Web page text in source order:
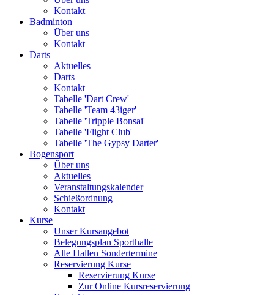
Kontakt
Badminton
Über uns
Kontakt
Darts
Aktuelles
Darts
Kontakt
Tabelle 'Dart Crew'
Tabelle 'Team 43iger'
Tabelle 'Tripple Bonsai'
Tabelle 'Flight Club'
Tabelle 'The Gypsy Darter'
Bogensport
Über uns
Aktuelles
Veranstaltungskalender
Schießordnung
Kontakt
Kurse
Unser Kursangebot
Belegungsplan Sporthalle
Alle Hallen Sondertermine
Reservierung Kurse
Reservierung Kurse
Zur Online Kursreservierung